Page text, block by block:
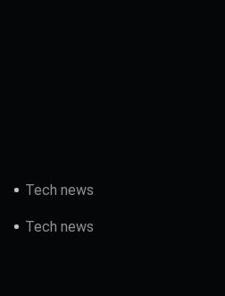
Tech news
Tech news